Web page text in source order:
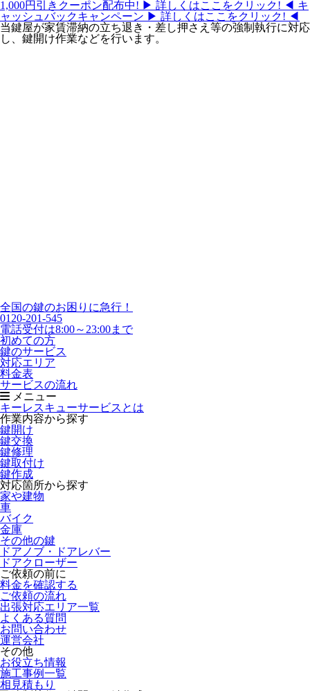
1,000円引きクーポン配布中! ▶ 詳しくはここをクリック! ◀ キ
ャッシュバックキャンペーン ▶ 詳しくはここをクリック! ◀
当鍵屋が家賃滞納の立ち退き・差し押さえ等の強制執行に対応
し、鍵開け作業などを行います。
全国の鍵のお困りに急行！
0120-201-545
電話受付は8:00～23:00まで
初めての方
鍵のサービス
対応エリア
料金表
サービスの流れ
メニュー
キーレスキューサービスとは
作業内容から探す
鍵開け
鍵交換
鍵修理
鍵取付け
鍵作成
対応箇所から探す
家や建物
車
バイク
金庫
その他の鍵
ドアノブ・ドアレバー
ドアクローザー
ご依頼の前に
料金を確認する
ご依頼の流れ
出張対応エリア一覧
よくある質問
お問い合わせ
運営会社
その他
お役立ち情報
施工事例一覧
相見積もり